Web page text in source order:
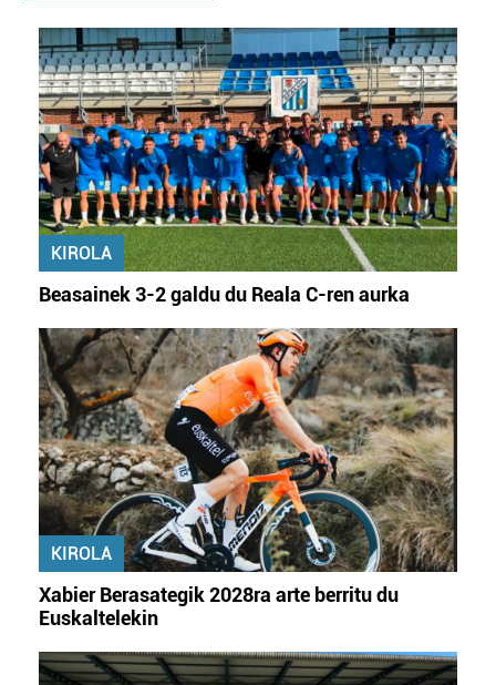
KIROLA
Beasainek 3-2 galdu du Reala C-ren aurka
KIROLA
Xabier Berasategik 2028ra arte berritu du
Euskaltelekin